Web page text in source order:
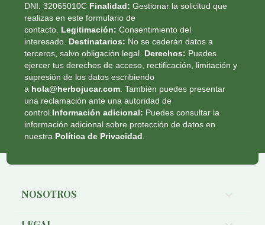
DNI: 32065010C Finalidad: Gestionar la solicitud que
realizas en este formulario de
contacto. Legitimación: Consentimiento del
interesado. Destinatarios: No se cederán datos a
terceros, salvo obligación legal. Derechos: Puedes
ejercer tus derechos de acceso, rectificación, limitación y
supresión de los datos escribiendo
a hola@herbojucar.com . También puedes presentar
una reclamación ante una autoridad de
control. Información adicional: Puedes consultar la
información adicional sobre protección de datos en
nuestra Política de Privacidad
NOSOTROS